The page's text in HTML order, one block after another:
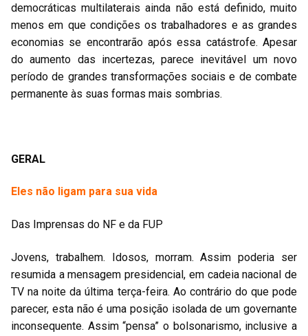
democráticas multilaterais ainda não está definido, muito
menos em que condições os trabalhadores e as grandes
economias se encontrarão após essa catástrofe. Apesar
do aumento das incertezas, parece inevitável um novo
período de grandes transformações sociais e de combate
permanente às suas formas mais sombrias.
GERAL
Eles não ligam para sua vida
Das Imprensas do NF e da FUP
Jovens, trabalhem. Idosos, morram. Assim poderia ser
resumida a mensagem presidencial, em cadeia nacional de
TV na noite da última terça-feira. Ao contrário do que pode
parecer, esta não é uma posição isolada de um governante
inconsequente. Assim “pensa” o bolsonarismo, inclusive a